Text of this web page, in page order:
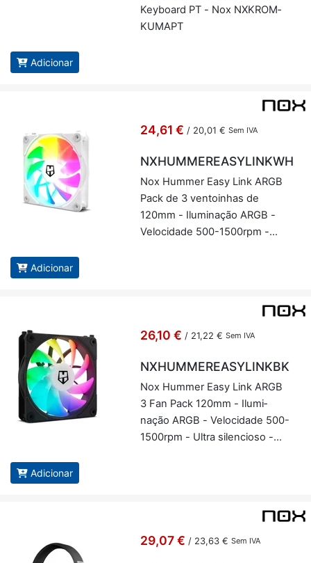
Key­board PT - Nox NX­KROM­
KU­MAPT
Adicionar
24,61 € / 20,01 € Sem IVA
NXHUMMEREASYLINKWH
Nox Hummer Easy Link ARGB
Pack de 3 ven­toi­nhas de
120mm - Ilu­mi­nação ARGB -
Ve­lo­ci­dade 500-1500rpm -
Adicionar
26,10 € / 21,22 € Sem IVA
NXHUMMEREASYLINKBK
Nox Hummer Easy Link ARGB
3 Fan Pack 120mm - Ilu­mi­
nação ARGB - Ve­lo­ci­dade 500-
1500rpm - Ultra si­len­cioso -
Adicionar
29,07 € / 23,63 € Sem IVA